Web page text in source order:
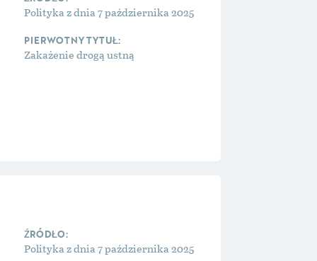
Polityka z dnia 7 października 2025
Zakażenie drogą ustną
Polityka z dnia 7 października 2025